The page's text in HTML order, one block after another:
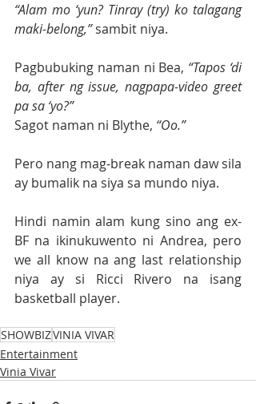
“Alam mo ‘yun? Tinray (try) ko talagang
maki-belong,” sambit niya.
Pagbubuking naman ni Bea, “Tapos ‘di
ba, after ng issue, nagpapa-video greet
pa sa ‘yo?”
Sagot naman ni Blythe, “Oo.”
Pero nang mag-break naman daw sila
ay bumalik na siya sa mundo niya.
Hindi namin alam kung sino ang ex-
BF na ikinukuwento ni Andrea, pero
we all know na ang last relationship
niya ay si Ricci Rivero na isang
basketball player.
SHOWBIZVINIA VIVAR
Entertainment
Vinia Vivar